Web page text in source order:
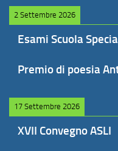
2 Settembre 2026
Esami Scuola
Premio di poesia
17 Settembre 2026
XVII Convegno ASLI